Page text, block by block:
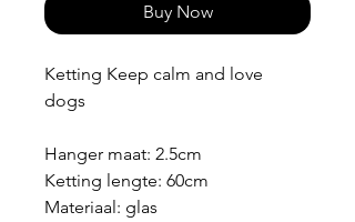
Buy Now
Ketting Keep calm and love
dogs
Hanger maat: 2.5cm
Ketting lengte: 60cm
Materiaal: glas